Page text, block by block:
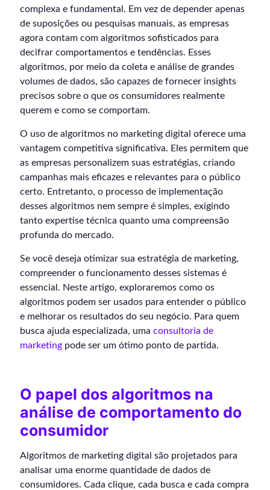
complexa e fundamental. Em vez de depender apenas
de suposições ou pesquisas manuais, as empresas
agora contam com algoritmos sofisticados para
decifrar comportamentos e tendências. Esses
algoritmos, por meio da coleta e análise de grandes
volumes de dados, são capazes de fornecer insights
precisos sobre o que os consumidores realmente
querem e como se comportam.
O uso de algoritmos no marketing digital oferece uma
vantagem competitiva significativa. Eles permitem que
as empresas personalizem suas estratégias, criando
campanhas mais eficazes e relevantes para o público
certo. Entretanto, o processo de implementação
desses algoritmos nem sempre é simples, exigindo
tanto expertise técnica quanto uma compreensão
profunda do mercado.
Se você deseja otimizar sua estratégia de marketing,
compreender o funcionamento desses sistemas é
essencial. Neste artigo, exploraremos como os
algoritmos podem ser usados para entender o público
e melhorar os resultados do seu negócio. Para quem
busca ajuda especializada, uma consultoria de
marketing pode ser um ótimo ponto de partida.
O papel dos algoritmos na
análise de comportamento do
consumidor
Algoritmos de marketing digital são projetados para
analisar uma enorme quantidade de dados de
consumidores. Cada clique, cada busca e cada compra